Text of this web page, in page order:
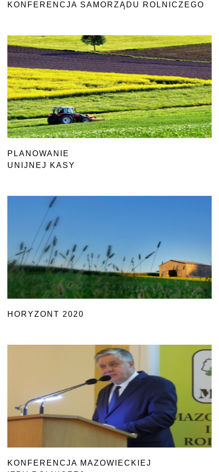
KONFERENCJA SAMORZĄDU ROLNICZEGO
PLANOWANIE
UNIJNEJ KASY
HORYZONT 2020
KONFERENCJA MAZOWIECKIEJ